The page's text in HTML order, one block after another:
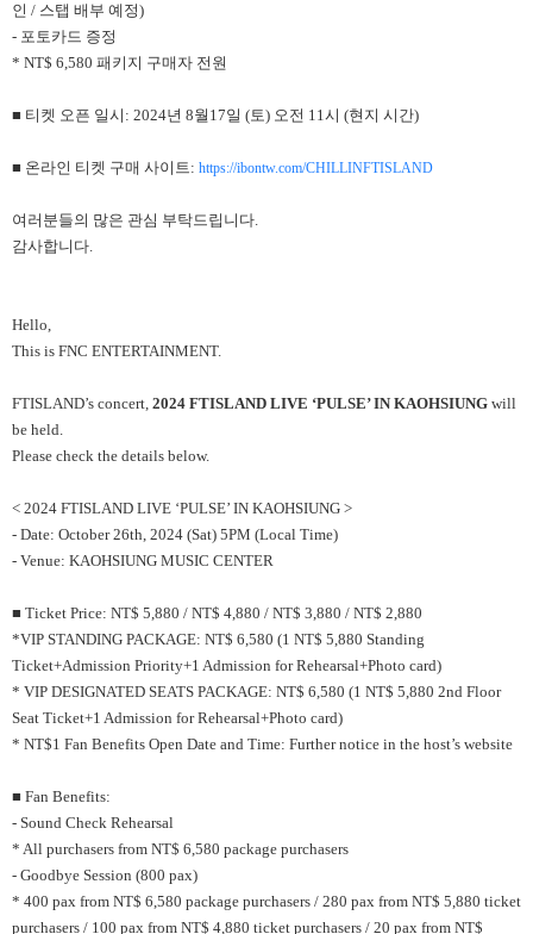
인 / 스탭 배부 예정)
- 포토카드 증정
* NT$ 6,580 패키지 구매자 전원
■ 티켓 오픈 일시: 2024년 8월17일 (토) 오전 11시 (현지 시간)
■ 온라인 티켓 구매 사이트: https://ibontw.com/CHILLINFTISLAND
여러분들의 많은 관심 부탁드립니다.
감사합니다.
Hello,
This is FNC ENTERTAINMENT.
FTISLAND’s concert, 2024 FTISLAND LIVE ‘PULSE’ IN KAOHSIUNG will
be held.
Please check the details below.
< 2024 FTISLAND LIVE ‘PULSE’ IN KAOHSIUNG >
- Date: October 26th, 2024 (Sat) 5PM (Local Time)
- Venue: KAOHSIUNG MUSIC CENTER
■ Ticket Price: NT$ 5,880 / NT$ 4,880 / NT$ 3,880 / NT$ 2,880
*VIP STANDING PACKAGE: NT$ 6,580 (1 NT$ 5,880 Standing
Ticket+Admission Priority+1 Admission for Rehearsal+Photo card)
* VIP DESIGNATED SEATS PACKAGE: NT$ 6,580 (1 NT$ 5,880 2nd Floor
Seat Ticket+1 Admission for Rehearsal+Photo card)
* NT$1 Fan Benefits Open Date and Time: Further notice in the host’s website
■ Fan Benefits:
- Sound Check Rehearsal
* All purchasers from NT$ 6,580 package purchasers
- Goodbye Session (800 pax)
* 400 pax from NT$ 6,580 package purchasers / 280 pax from NT$ 5,880 ticket
purchasers / 100 pax from NT$ 4,880 ticket purchasers / 20 pax from NT$